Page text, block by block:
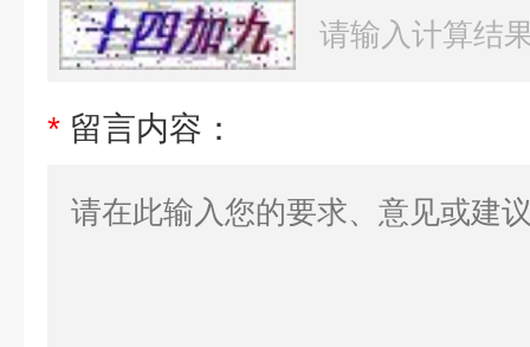
* 留言内容：